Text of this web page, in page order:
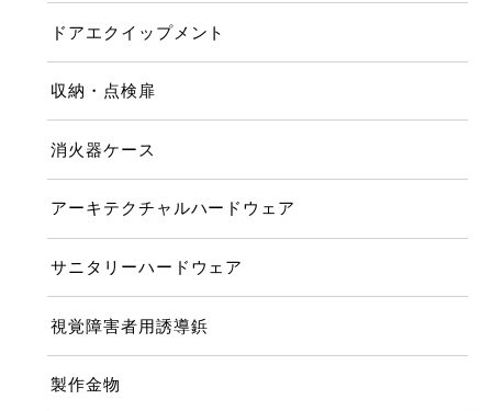
ドアエクイップメント
収納・点検扉
消火器ケース
アーキテクチャルハードウェア
サニタリーハードウェア
視覚障害者用誘導鋲
製作金物